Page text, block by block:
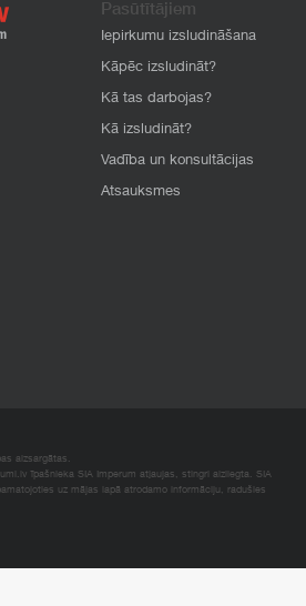
Pasūtītājiem
Iepirkumu izsludināšana
Kāpēc izsludināt?
Kā tas darbojas?
Kā izsludināt?
Vadība un konsultācijas
Atsauksmes
aizsargātas.
īpašnieka SIA Imperum atļaujas, stingri aizliegta. SIA
uz mājas lapā atrodamo informāciju, radušies